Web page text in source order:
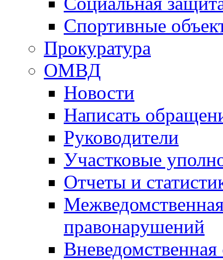
Спортивные
Прокуратура
ОМВД
Новости
Написать
Руководители
Участковые
Отчеты и
правонарушений
Вневедомственная